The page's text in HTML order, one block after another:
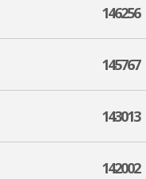
146256
145767
143013
142002